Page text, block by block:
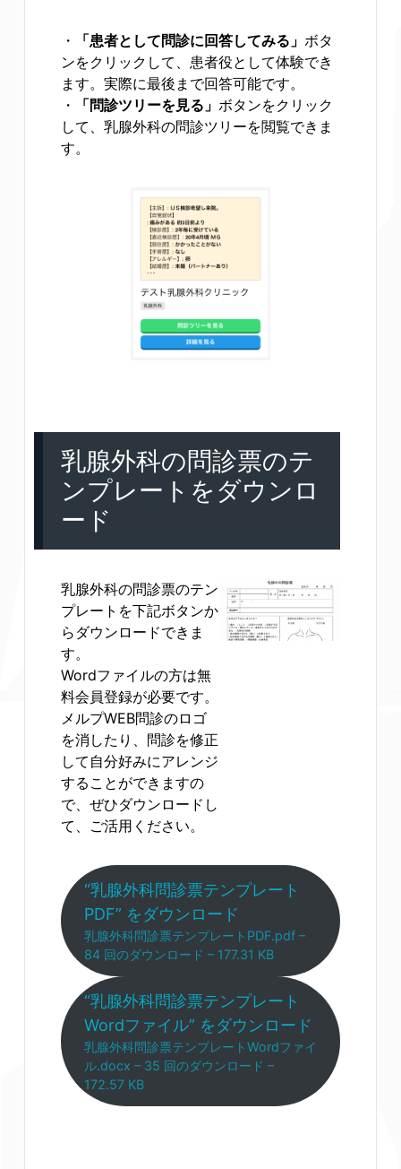
・ 「患者として問診に回答してみる」 ボタ
ンをクリックして、患者役として体験でき
ます。実際に最後まで回答可能です。
・
「問診ツリーを見る」 ボタンをクリック
して、乳腺外科の問診ツリーを閲覧できま
す。
乳腺外科の問診票のテ
ンプレートをダウンロ
ード
乳腺外科の問診票のテン
プレートを下記ボタンか
らダウンロードできま
す。
Wordファイルの方は無
料会員登録が必要です。
メルプWEB問診のロゴ
を消したり、問診を修正
して自分好みにアレンジ
することができますの
で、ぜひダウンロードし
て、ご活用ください。
“乳腺外科問診票テンプレート
PDF” をダウンロード
乳腺外科問診票テンプレートPDF.pdf –
84 回のダウンロード – 177.31 KB
“乳腺外科問診票テンプレート
Wordファイル” をダウンロード
乳腺外科問診票テンプレートWordファイ
ル.docx – 35 回のダウンロード –
172.57 KB